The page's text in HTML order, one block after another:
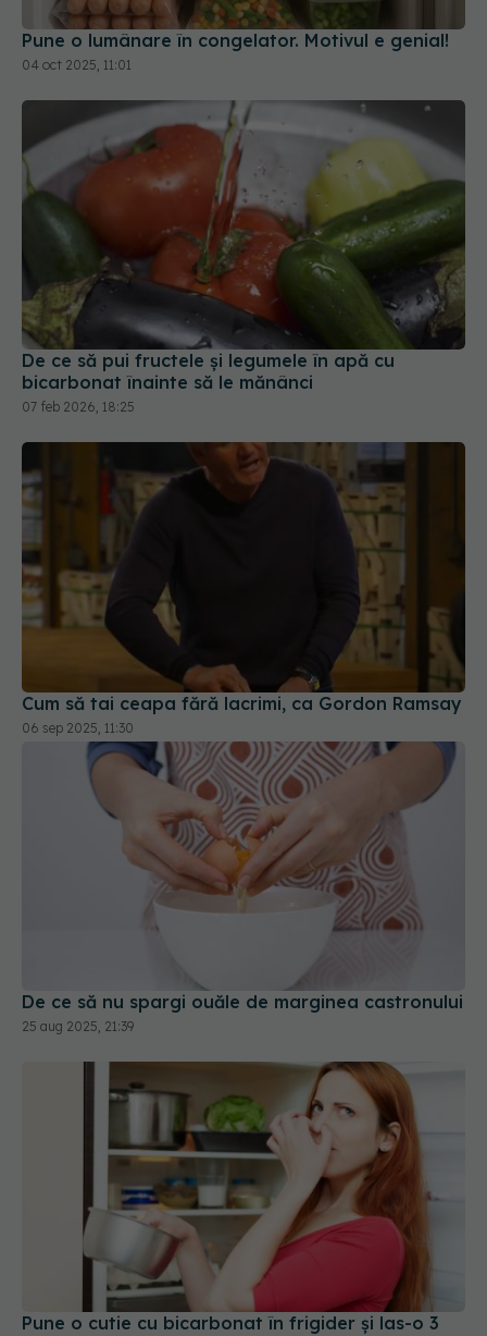
De ce să pui fructele și legumele în apă cu
bicarbonat înainte să le mănânci
07 feb 2026, 18:25
Cum să tai ceapa fără lacrimi, ca Gordon Ramsay
Pune o cutie cu bicarbonat în frigider și las-o 3
zile. Rezultatul te va uimi